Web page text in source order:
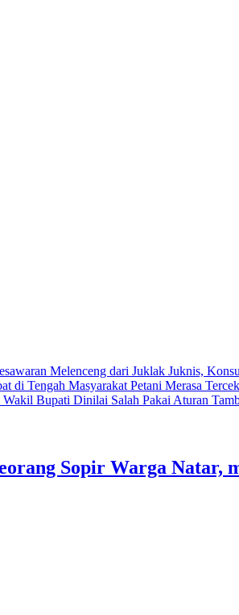
Melenceng dari Juklak Juknis,
di Tengah Masyarakat Petani Merasa
Bupati Dinilai Salah Pakai Aturan
Sopir Warga Natar,